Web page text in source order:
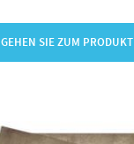
GEHEN SIE ZUM PRODUKT